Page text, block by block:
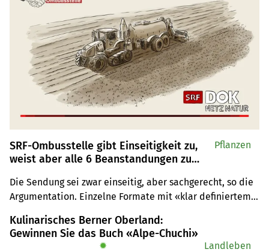
SRF-Ombusstelle gibt Einseitigkeit zu,
weist aber alle 6 Beanstandungen zu
Die Sendung sei zwar einseitig, aber sachgerecht, so die
Argumentation. Einzelne Formate mit «klar definiertem,
die Sache nicht weiter.
Pflanzen
Kulinarisches Berner Oberland:
Gewinnen Sie das Buch «Alpe-Chuchi»
✹ Landleben